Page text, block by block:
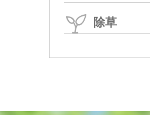
除草